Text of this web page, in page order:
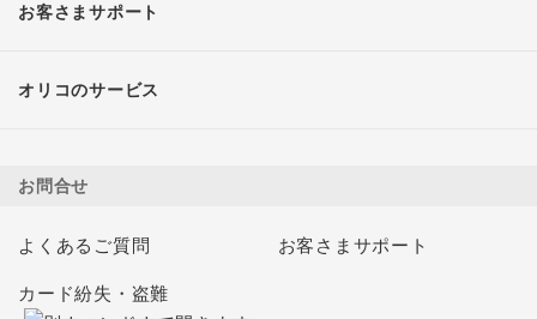
お客さまサポート
オリコのサービス
お問合せ
よくあるご質問 お客さまサポート
カード紛失・盗難